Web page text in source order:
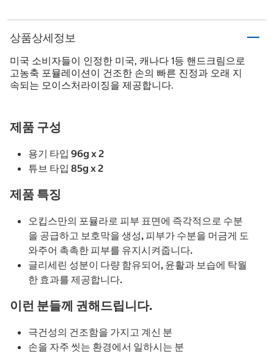
상품상세정보
미국 소비자들이 인정한 미국, 캐나다 1등 핸드크림으로
고농축 포뮬레이션이 건조한 손의 빠른 진정과 오래 지
속되는 모이스처라이징을 제공합니다.
제품 구성
용기 타입 96g x 2
튜브 타입 85g x 2
제품 특징
오킵스만의 포뮬라로 피부 표면에 즉각적으로 수분
을 공급하고 보호막을 생성, 피부가 수분을 머금게 도
와주어 촉촉한 피부를 유지시켜줍니다.
글리세린 성분이 다량 함유되어, 윤활과 보습에 탁월
한 효과를 제공합니다.
이런 분들께 권해드립니다.
극건성의 건조함을 가지고 계신 분
손을 자주 씻는 환경에서 일하시는 분